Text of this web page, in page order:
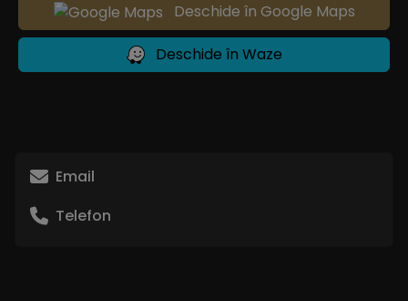
Deschide în Google Maps
Deschide în Waze
Email
Telefon